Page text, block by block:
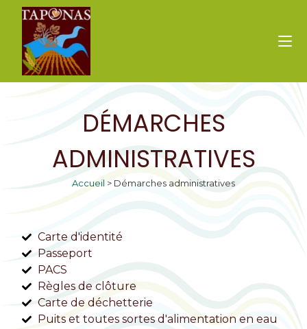
DÉMARCHES
ADMINISTRATIVES
Accueil > Démarches administratives
Carte d'identité
Passeport
PACS
Règles de clôture
Carte de déchetterie
Puits et toutes sortes d'alimentation en eau